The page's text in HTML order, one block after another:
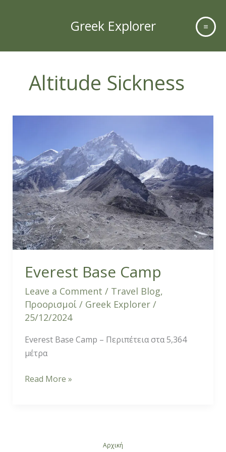
Greek Explorer
Altitude Sickness
Everest Base Camp
Leave a Comment / Travel Blog,
Προορισμοί/ Greek Explorer /
25/12/2024
Everest Base Camp – Περιπέτεια στα 5,364
μέτρα
Camp
Read More »
Αρχική